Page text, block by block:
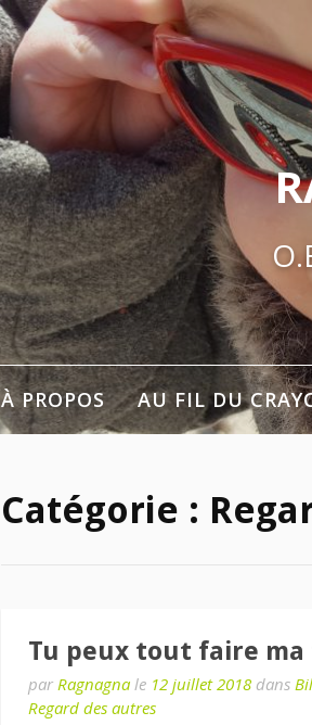
À PROPOS AU FIL DU
Catégorie :
Tu peux tout faire
par Ragnagna le 12 juillet 2018 dans
Regard des autres